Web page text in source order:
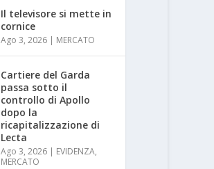
Il televisore si mette in
cornice
Ago 3, 2026 | MERCATO
Cartiere del Garda
passa sotto il
controllo di Apollo
dopo la
ricapitalizzazione di
Lecta
Ago 3, 2026 | EVIDENZA,
MERCATO